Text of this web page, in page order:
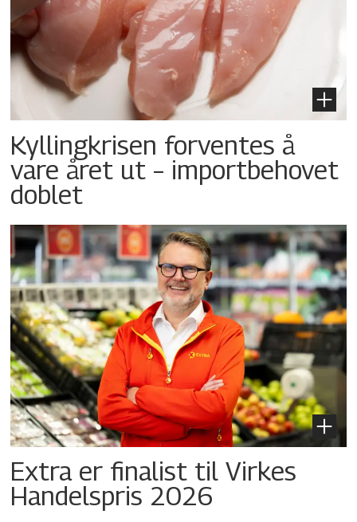
Kyllingkrisen forventes å
vare året ut – importbehovet
doblet
Extra er finalist til Virkes
Handelspris 2026